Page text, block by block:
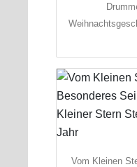
Vom Kleinen